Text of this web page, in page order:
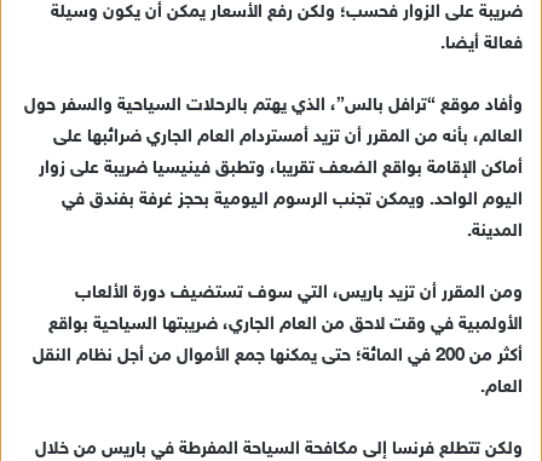
د
إ
ل
ر
و
ضريبة على الزوار فحسب؛ ولكن رفع الأسعار يمكن أن يكون وسيلة
فعالة أيضا.
وأفاد موقع “ترافل بالس”، الذي يهتم بالرحلات السياحية والسفر حول
العالم، بأنه من المقرر أن تزيد أمستردام العام الجاري ضرائبها على
أماكن الإقامة بواقع الضعف تقريبا، وتطبق فينيسيا ضريبة على زوار
اليوم الواحد. ويمكن تجنب الرسوم اليومية بحجز غرفة بفندق في
المدينة.
ومن المقرر أن تزيد باريس، التي سوف تستضيف دورة الألعاب
الأولمبية في وقت لاحق من العام الجاري، ضريبتها السياحية بواقع
أكثر من 200 في المائة؛ حتى يمكنها جمع الأموال من أجل نظام النقل
العام.
ولكن تتطلع فرنسا إلى مكافحة السياحة المفرطة في باريس من خلال